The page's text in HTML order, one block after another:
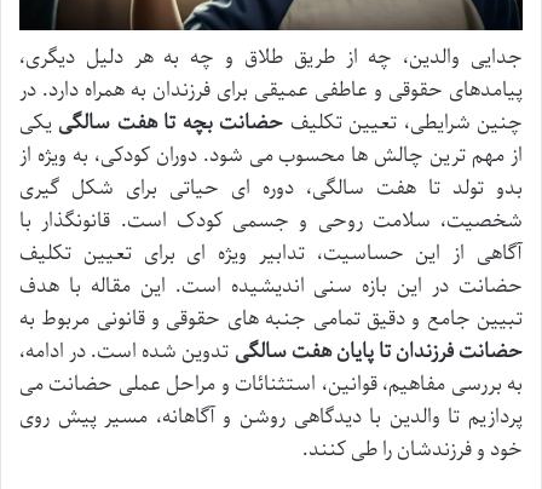
جدایی والدین، چه از طریق طلاق و چه به هر دلیل دیگری،
پیامدهای حقوقی و عاطفی عمیقی برای فرزندان به همراه دارد. در
چنین شرایطی، تعیین تکلیف حضانت بچه تا هفت سالگی یکی
از مهم ترین چالش ها محسوب می شود. دوران کودکی، به ویژه از
بدو تولد تا هفت سالگی، دوره ای حیاتی برای شکل گیری
شخصیت، سلامت روحی و جسمی کودک است. قانونگذار با
آگاهی از این حساسیت، تدابیر ویژه ای برای تعیین تکلیف
حضانت در این بازه سنی اندیشیده است. این مقاله با هدف
تبیین جامع و دقیق تمامی جنبه های حقوقی و قانونی مربوط به
حضانت فرزندان تا پایان هفت سالگی تدوین شده است. در ادامه،
به بررسی مفاهیم، قوانین، استثنائات و مراحل عملی حضانت می
پردازیم تا والدین با دیدگاهی روشن و آگاهانه، مسیر پیش روی
خود و فرزندشان را طی کنند.